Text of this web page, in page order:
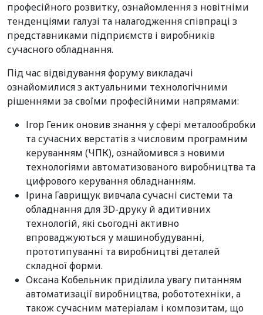
професійного розвитку, ознайомлення з новітніми
тенденціями галузі та налагодження співпраці з
представниками підприємств і виробників
сучасного обладнання.
Під час відвідування форуму викладачі
ознайомилися з актуальними технологічними
рішеннями за своїми професійними напрямами:
Ігор Геник оновив знання у сфері металообробки
та сучасних верстатів з числовим програмним
керуванням (ЧПК), ознайомився з новими
технологіями автоматизованого виробництва та
цифрового керування обладнанням.
Ірина Гаврищук вивчала сучасні системи та
обладнання для 3D-друку й адитивних
технологій, які сьогодні активно
впроваджуються у машинобудуванні,
прототипуванні та виробництві деталей
складної форми.
Оксана Кобельник приділила увагу питанням
автоматизації виробництва, робототехніки, а
також сучасним матеріалам і композитам, що